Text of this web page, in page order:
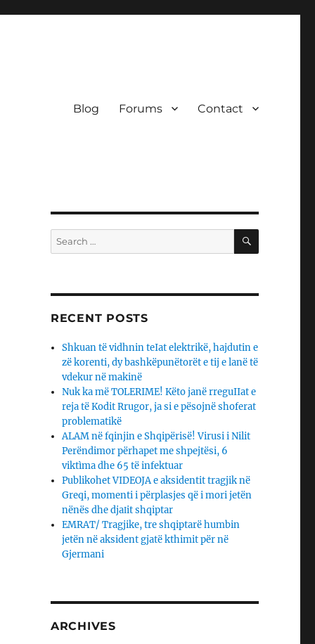
Blog Forums Contact
Search
for:
SEARCH
RECENT POSTS
Shkuan të vidhnin teIat elektrikë, hajdutin e
zë korenti, dy bashkëpunëtorët e tij e lanë të
vdekur në makinë
Nuk ka më TOLERIME! Këto janë rreguIIat e
reja të Kodit Rrugor, ja si e pësojnë shoferat
problematikë
ALAM në fqinjin e Shqipërisë! Virusi i Nilit
Perëndimor përhapet me shpejtësi, 6
viktìma dhe 65 të infektuar
Publikohet VIDEOJA e aksidentit tragjik në
Greqi, momenti i përplasjes që i mori jetën
nënës dhe djaΙit shqiptar
EMRAT/ Tragjike, tre shqiptarë humbin
jetën në aksident gjatë kthimit për në
Gjermani
ARCHIVES